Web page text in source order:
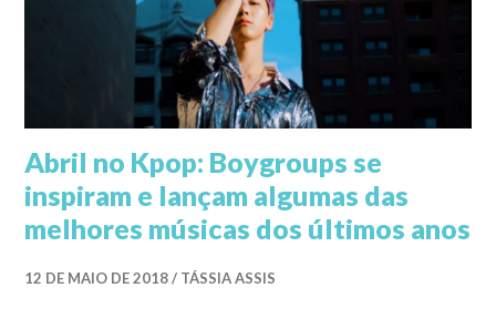
Abril no Kpop: Boygroups se
inspiram e lançam algumas das
melhores músicas dos últimos anos
12 DE MAIO DE 2018 TÁSSIA ASSIS